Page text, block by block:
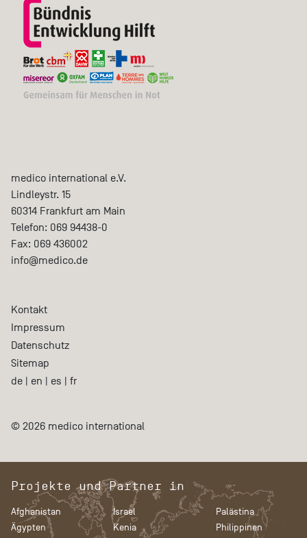
medico international e.V.
Lindleystr. 15
60314 Frankfurt am Main
Telefon: 069 94438-0
Fax: 069 436002
info@medico.de
Kontakt
Impressum
Datenschutz
Sitemap
de | en | es | fr
© 2026 medico international
Projekte und Partner in
Afghanistan
Ägypten
Israel
Kenia
Palästina
Philippinen